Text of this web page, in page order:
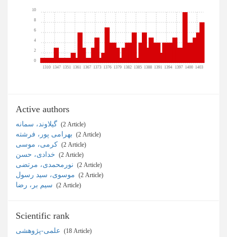
1310 1347 1351 1361 1367 1373 1376 1379 1382 1385 1388 1391 1394 1397 1400 1403
0
2
4
6
8
10
Active authors
‎ (2 Article)
‎ (2 Article)
‎ (2 Article)
‎ (2 Article)
‎ (2 Article)
‎ (2 Article)
‎ (2 Article)
Scientific rank
‎ (18 Article)